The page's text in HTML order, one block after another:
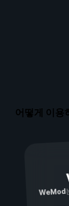
어떻게 이용
WeMod